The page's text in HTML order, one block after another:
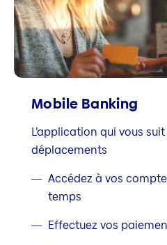
Mobile Banking
L’application qui vous
déplacements
Accédez à vos
temps
Effectuez vos